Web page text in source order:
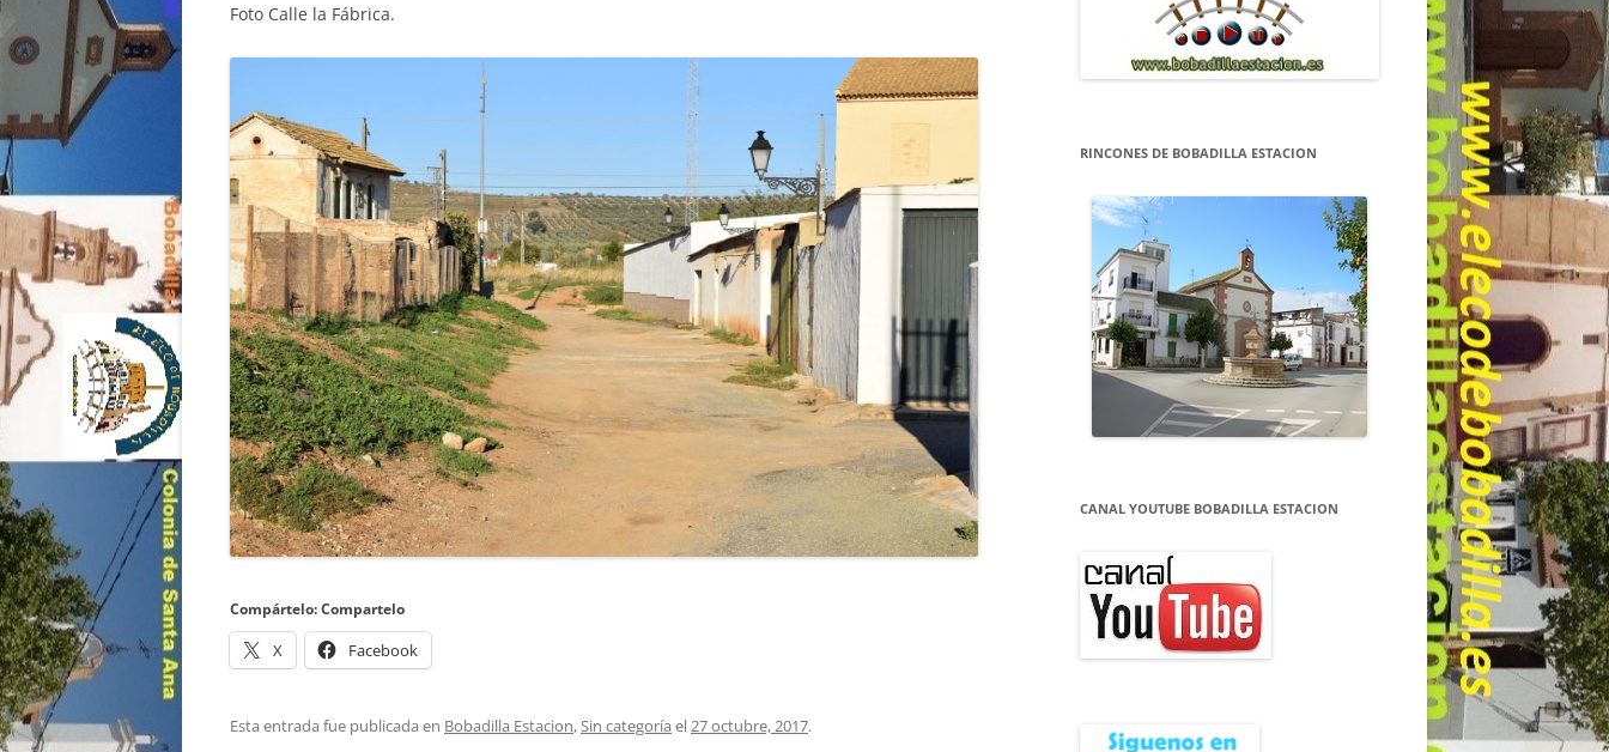
Foto Calle la Fábrica.
Compártelo: Compartelo
X Facebook
Esta entrada fue publicada en Bobadilla Estacion,Sin categoría el27 octubre, 2017.
RINCONES DE BOBADILLA ESTACION
CANAL YOUTUBE BOBADILLA ESTACION